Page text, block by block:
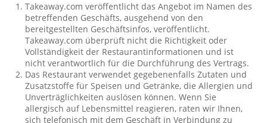
Takeaway.com veröffentlicht das Angebot im Namen des
betreffenden Geschäfts, ausgehend von den
bereitgestellten Geschäftsinfos, veröffentlicht.
Takeaway.com überprüft nicht die Richtigkeit oder
Vollständigkeit der Restaurantinformationen und ist
nicht verantwortlich für die Durchführung des Vertrags.
Das Restaurant verwendet gegebenenfalls Zutaten und
Zusatzstoffe für Speisen und Getränke, die Allergien und
Unverträglichkeiten auslösen können. Wenn Sie
allergisch auf Lebensmittel reagieren, raten wir Ihnen,
sich telefonisch mit dem Geschäft in Verbindung zu